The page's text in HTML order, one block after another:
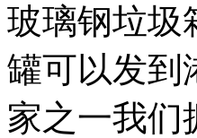
玻璃钢垃圾
罐可以发到
家之一我们